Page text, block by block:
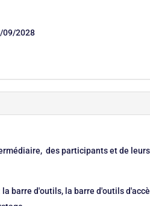
09/2028
des participants et de
barre d'outils, la barre d'outils